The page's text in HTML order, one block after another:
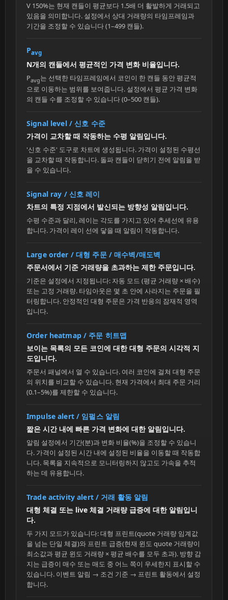
V 150%는 현재 캔들이 평균보다 1.5배 더 활발하게 거래되고
있음을 의미합니다. 설정에서 상대 거래량의 타임프레임과
기간을 조정할 수 있습니다 (1–499 캔들).
Pavg
N개의 캔들에서 평균적인 가격 변화 비율입니다.
Pavg는 선택한 타임프레임에서 코인이 한 캔들 동안 평균적
으로 이동하는 범위를 보여줍니다. 설정에서 평균 가격 변화
의 캔들 수를 조정할 수 있습니다 (0–500 캔들).
Signal level / 신호 수준
가격이 교차할 때 작동하는 수평 알림입니다.
'신호 수준' 도구로 차트에 생성됩니다. 가격이 설정된 수평선
을 교차할 때 작동합니다. 돌파 캔들이 닫히기 전에 알림을 받
을 수 있습니다.
Signal ray / 신호 레이
차트의 특정 지점에서 발신되는 방향성 알림입니다.
수평 수준과 달리, 레이는 각도를 가지고 있어 추세선에 유용
합니다. 가격이 레이 선에 닿을 때 알림이 작동합니다.
Large order / 대형 주문 / 매수벽/매도벽
주문서에서 기준 거래량을 초과하는 제한 주문입니다.
기준은 설정에서 지정됩니다: 자동 모드 (평균 거래량 × 배수)
또는 고정 거래량. 타임아웃은 몇 초 안에 사라지는 주문을 필
터링합니다. 안정적인 대형 주문은 가격 반응의 잠재적 영역
입니다.
Order heatmap / 주문 히트맵
보이는 목록의 모든 코인에 대한 대형 주문의 시각적 지
도입니다.
주문서 패널에서 열 수 있습니다. 여러 코인에 걸쳐 대형 주문
의 위치를 비교할 수 있습니다. 현재 가격에서 최대 주문 거리
(0.1–5%)를 제한할 수 있습니다.
Impulse alert / 임펄스 알림
짧은 시간 내에 빠른 가격 변화에 대한 알림입니다.
알림 설정에서 기간(분)과 변화 비율(%)을 조정할 수 있습니
다. 가격이 설정된 시간 내에 설정된 비율을 이동할 때 작동합
니다. 목록을 지속적으로 모니터링하지 않고도 가속을 추적
하는 데 유용합니다.
Trade activity alert / 거래 활동 알림
대형 체결 또는 live 체결 거래량 급증에 대한 알림입니
다.
두 가지 모드가 있습니다: 대형 프린트(quote 거래량 임계값
을 넘는 단일 체결)와 프린트 급증(현재 윈도 quote 거래량이
최소값과 평균 윈도 거래량 × 평균 배수를 모두 초과). 방향 감
지는 급증이 매수 또는 매도 중 어느 쪽이 우세한지 표시할 수
있습니다. 이벤트 알림 → 조건 기준 → 프린트 활동에서 설정
합니다.